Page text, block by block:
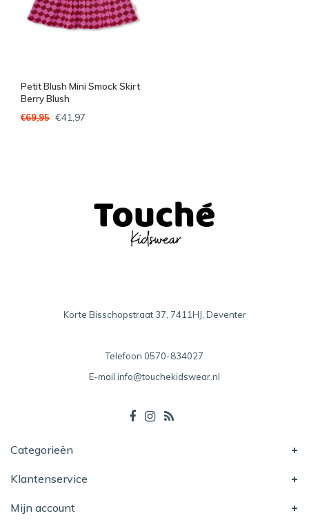
Petit Blush Mini Smock Skirt
Berry Blush
€69,95 €41,97
Korte Bisschopstraat 37, 7411HJ, Deventer
Telefoon 0570-834027
E-mail info@touchekidswear.nl
Categorieën
Klantenservice
Mijn account